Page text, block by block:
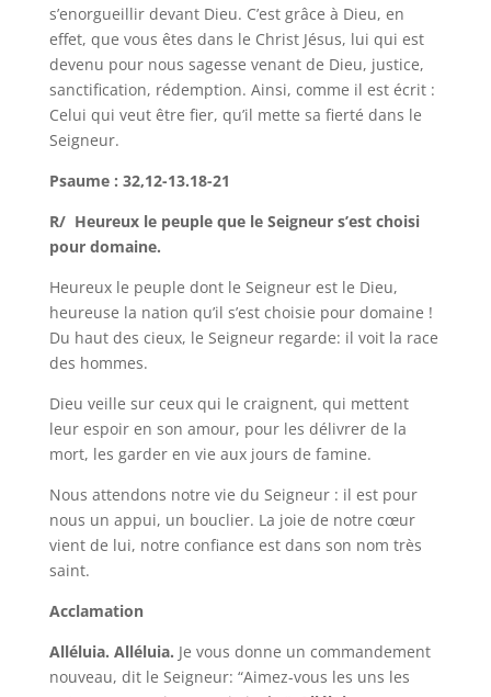
s’enorgueillir devant Dieu. C’est grâce à Dieu, en
effet, que vous êtes dans le Christ Jésus, lui qui est
devenu pour nous sagesse venant de Dieu, justice,
sanctification, rédemption. Ainsi, comme il est écrit :
Celui qui veut être fier, qu’il mette sa fierté dans le
Seigneur.
Psaume : 32,12-13.18-21
R/ Heureux le peuple que le Seigneur s’est choisi
pour domaine.
Heureux le peuple dont le Seigneur est le Dieu,
heureuse la nation qu’il s’est choisie pour domaine !
Du haut des cieux, le Seigneur regarde: il voit la race
des hommes.
Dieu veille sur ceux qui le craignent, qui mettent
leur espoir en son amour, pour les délivrer de la
mort, les garder en vie aux jours de famine.
Nous attendons notre vie du Seigneur : il est pour
nous un appui, un bouclier. La joie de notre cœur
vient de lui, notre confiance est dans son nom très
saint.
Acclamation
Alléluia. Alléluia. Je vous donne un commandement
nouveau, dit le Seigneur: “Aimez-vous les uns les